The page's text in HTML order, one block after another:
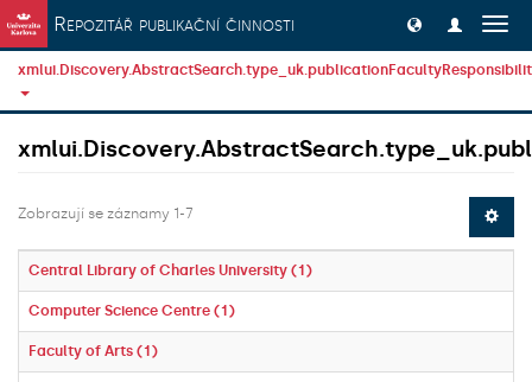
Přeskočit na obsah
Repozitář publikační činnosti
Zobrazují se záznamy 1-7
Central Library of Charles University (1)
Computer Science Centre (1)
Faculty of Arts (1)